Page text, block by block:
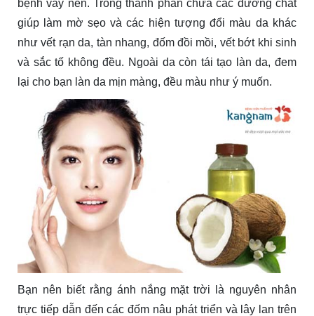
bệnh vẩy nến. Trong thành phần chứa các dưỡng chất
giúp làm mờ sẹo và các hiện tượng đổi màu da khác
như vết rạn da, tàn nhang, đốm đồi mồi, vết bớt khi sinh
và sắc tố không đều. Ngoài da còn tái tạo làn da, đem
lại cho bạn làn da mịn màng, đều màu như ý muốn.
Bạn nên biết rằng ánh nắng mặt trời là nguyên nhân
trực tiếp dẫn đến các đốm nâu phát triển và lây lan trên